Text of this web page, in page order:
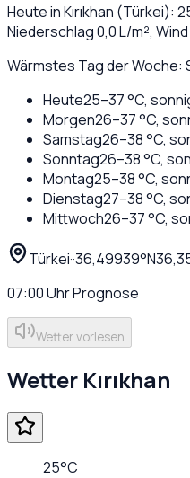
Heute inKırıkhan (Türkei):
Niederschlag0,0L/m²,
Wärmstes Tag der Woche:
Heute25–37°C,
Morgen26–37°C,
Samstag26–38°C,
Sonntag26–38°C,
Montag25–38°C,
Dienstag27–38°C,
Mittwoch26–37°C,
Türkei··36,49939°N
07:00UhrPrognose
Wetter vorlesen
Wetter Kırıkhan
25°C